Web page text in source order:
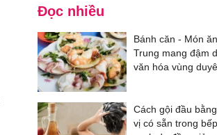
Đọc nhiều
Bánh căn - Món
Trung mang đậm
văn hóa vùng
Cách gội đầu
vị có sẵn trong